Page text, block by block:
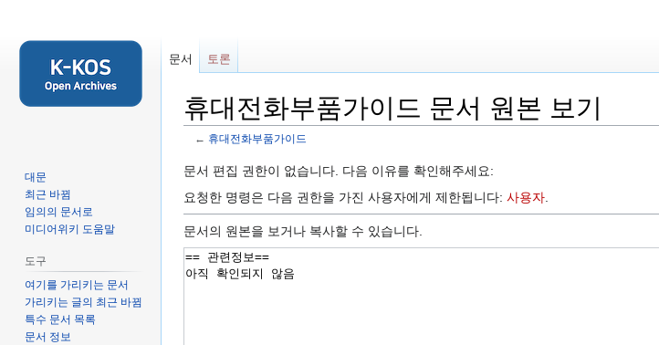
휴대전화부품가이드 문서 원본 보기
← 휴대전화부품가이드
둘
러
기
로
가
검
색
러
가
기
문서 편집 권한이 없습니다. 다음 이유를 확인해주세요:
요청한 명령은 다음 권한을 가진 사용자에게 제한됩니다: 사용자
문서의 원본을 보거나 복사할 수 있습니다.
문서 토론
대문
최근 바뀜
임의의 문서로
미디어위키 도움말
도구
여기를 가리키는 문서
가리키는 글의 최근 바뀜
특수 문서 목록
문서 정보